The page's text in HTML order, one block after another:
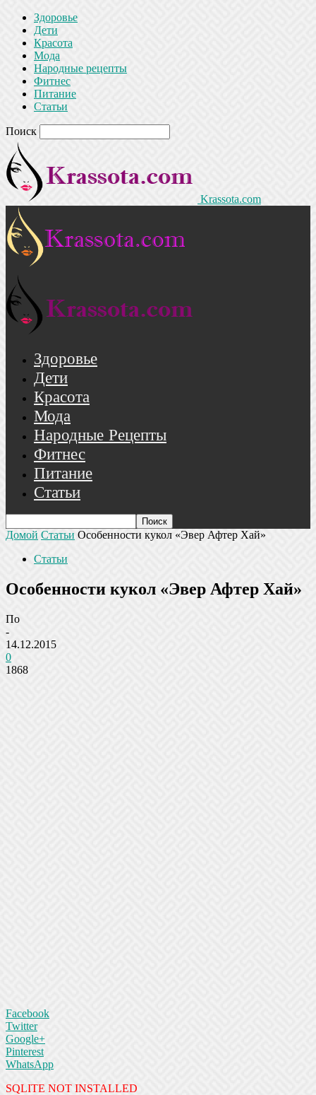
Здоровье
Дети
Красота
Мода
Народные рецепты
Фитнес
Питание
Статьи
Поиск
Krassota.com
Здоровье
Дети
Красота
Мода
Народные Рецепты
Фитнес
Питание
Статьи
Домой Статьи Особенности кукол «Эвер Афтер Хай»
Статьи
Особенности кукол «Эвер Афтер Хай»
По
-
14.12.2015
0
1868
Facebook
Twitter
Google+
Pinterest
WhatsApp
SQLITE NOT INSTALLED